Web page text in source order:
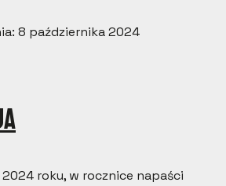
8 października 2024
2024 roku, w rocznice napaści